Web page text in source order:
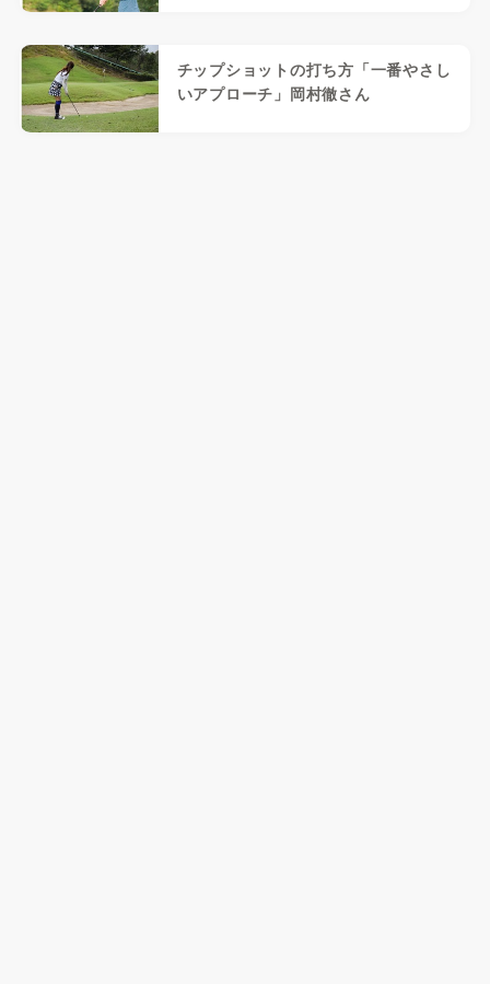
チップショットの打ち方「一番やさし
いアプローチ」岡村徹さん